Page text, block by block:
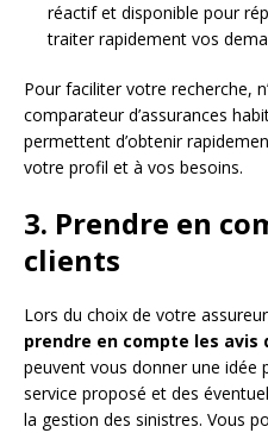
réactif et disponible pour
traiter rapidement vos
Pour faciliter votre recherche,
comparateur d’assurances
permettent d’obtenir
votre profil et à vos besoins.
3. Prendre en
clients
Lors du choix de votre
prendre en compte les avis
peuvent vous donner une idée
service proposé et des
la gestion des sinistres. Vous